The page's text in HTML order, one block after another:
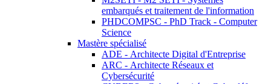
embarqués et traitement de l'information
PHDCOMPSC - PhD Track - Computer
Science
Mastère spécialisé
ADE - Architecte Digital d'Entreprise
ARC - Architecte Réseaux et
Cybersécurité